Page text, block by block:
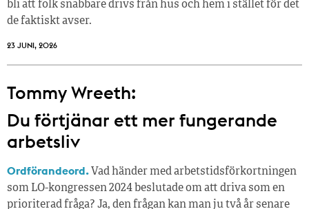
bli att folk snabbare drivs från hus och hem i stället för det
de faktiskt avser.
23 JUNI, 2026
Tommy Wreeth:
Du förtjänar ett mer fungerande
arbetsliv
Ordförandeord. Vad händer med arbetstidsförkortningen
som LO-kongressen 2024 beslutade om att driva som en
prioriterad fråga? Ja, den frågan kan man ju två år senare